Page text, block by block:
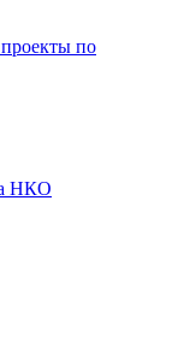
по
НКО